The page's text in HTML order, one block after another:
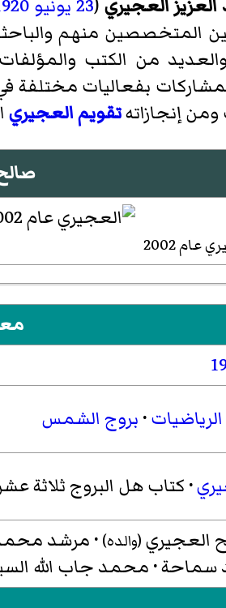
العجيري (23 يونيو
المتخصصين منهم
من الكتب
بفعاليات مختلفة في
إنجازاتهتقويم العجيري
2002
الرياضيات· بروج الشمس
· كتاب هل البروج ثلاثة
العجيري (والده) · مرشد
سماحة· محمد جاب الله